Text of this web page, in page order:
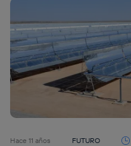
Hace 11 años FUTURO